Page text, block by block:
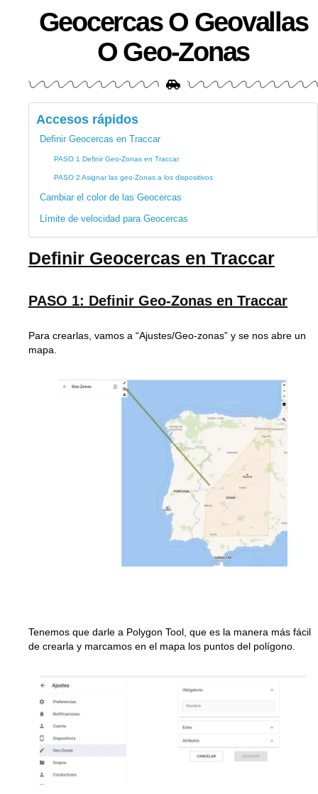
Geocercas O Geovallas
O Geo-Zonas
Accesos rápidos
Definir Geocercas en Traccar
PASO 1 Definir Geo-Zonas en Traccar
PASO 2 Asignar las geo-Zonas a los dispositivos
Cambiar el color de las Geocercas
Límite de velocidad para Geocercas
Definir Geocercas en Traccar
PASO 1: Definir Geo-Zonas en Traccar
Para crearlas, vamos a “Ajustes/Geo-zonas” y se nos abre un
mapa.
Tenemos que darle a Polygon Tool, que es la manera más fácil
de crearla y marcamos en el mapa los puntos del polígono.